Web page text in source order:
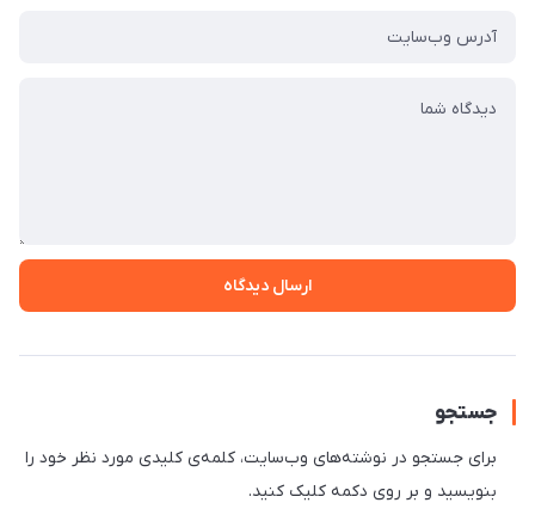
ارسال دیدگاه
جستجو
برای جستجو در نوشته‌های وب‌سایت، کلمه‌ی کلیدی مورد نظر خود را
بنویسید و بر روی دکمه کلیک کنید.